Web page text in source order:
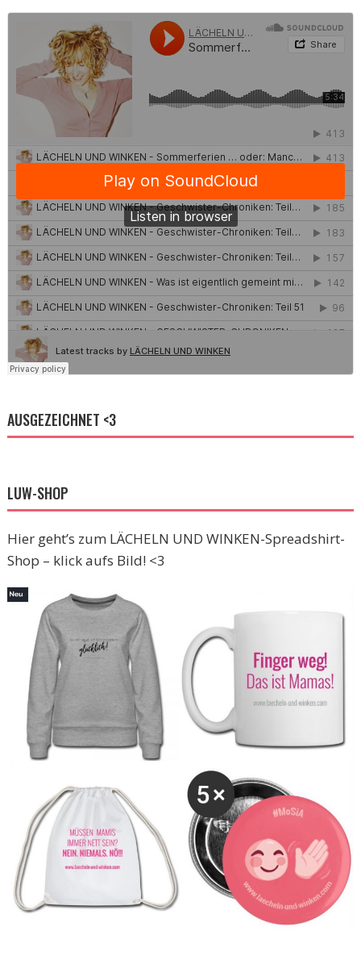
AUSGEZEICHNET <3
LUW-SHOP
Hier geht’s zum LÄCHELN UND WINKEN-Spreadshirt-
Shop – klick aufs Bild! <3